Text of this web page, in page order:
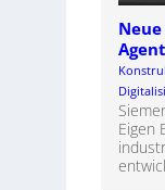
Agent
Eigen